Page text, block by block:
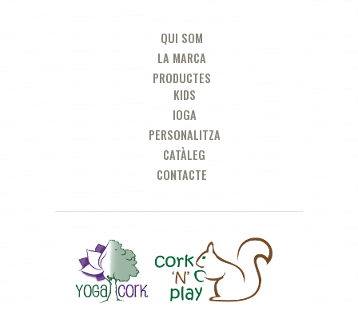
QUI SOM
LA MARCA
PRODUCTES
KIDS
IOGA
PERSONALITZA
CATÀLEG
CONTACTE